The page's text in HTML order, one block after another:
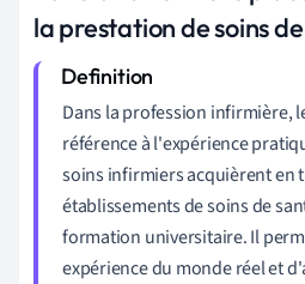
la prestation de soins
Dans la profession infirmière,
référence à l'expérience
soins infirmiers acquièrent en
établissements de soins de
formation universitaire. Il
expérience du monde réel et